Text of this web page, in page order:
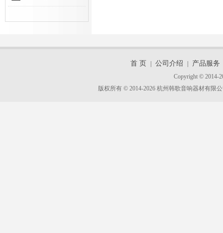
首 页 公司介绍 产品服务
Copyright © 2014-
版权所有 © 2014-2026 杭州韩歌音响器材有限